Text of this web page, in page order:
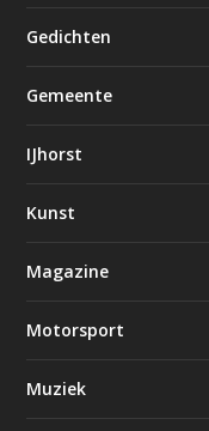
Gedichten
Gemeente
IJhorst
Kunst
Magazine
Motorsport
Muziek